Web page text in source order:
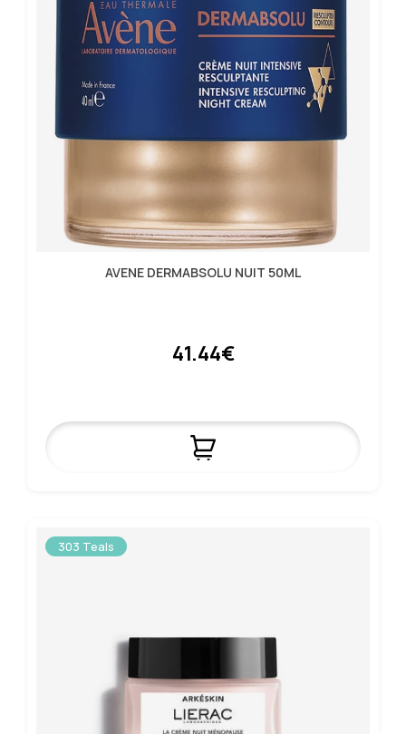
AVENE DERMABSOLU NUIT 50ML
41.44€
303 Teals